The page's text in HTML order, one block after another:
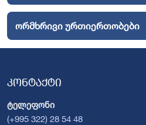
ორმხრივი ურთიერთობები
კონტაქტი
ტელეფონი
(+995 322) 28 54 48